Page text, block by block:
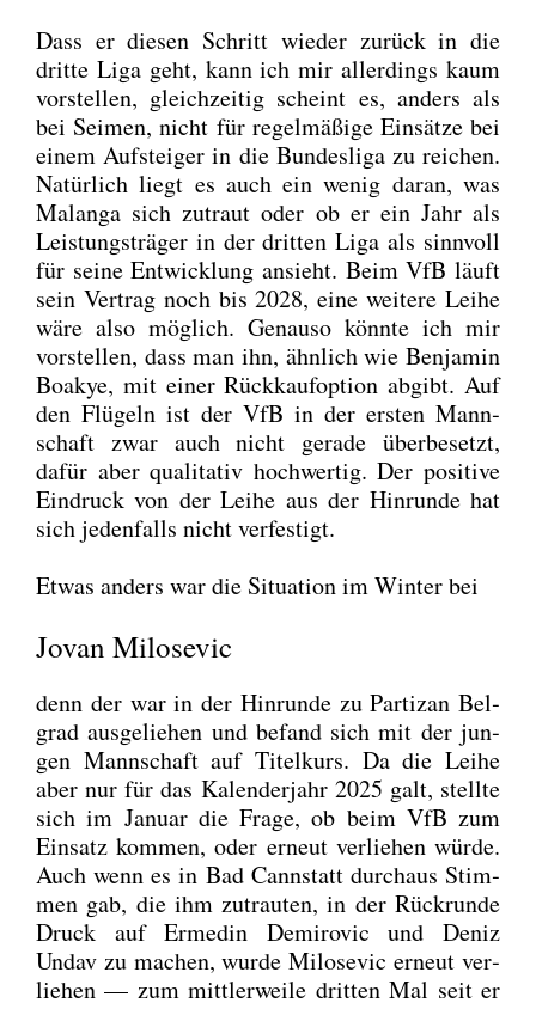
Dass er die­sen Schritt wie­der zurück in die
drit­te Liga geht, kann ich mir aller­dings kaum
vor­stel­len, gleich­zei­tig scheint es, anders als
bei Sei­men, nicht für regel­mä­ßi­ge Ein­sät­ze bei
einem Auf­stei­ger in die Bun­des­li­ga zu rei­chen.
Natür­lich liegt es auch ein wenig dar­an, was
Malan­ga sich zutraut oder ob er ein Jahr als
Leis­tungs­trä­ger in der drit­ten Liga als sinn­voll
für sei­ne Ent­wick­lung ansieht. Beim VfB läuft
sein Ver­trag noch bis 2028, eine wei­te­re Lei­he
wäre also mög­lich. Genau­so könn­te ich mir
vor­stel­len, dass man ihn, ähn­lich wie Ben­ja­min
Boakye, mit einer Rück­kauf­op­ti­on abgibt. Auf
den Flü­geln ist der VfB in der ers­ten Mann­
schaft zwar auch nicht gera­de über­be­setzt,
dafür aber qua­li­ta­tiv hoch­wer­tig. Der posi­ti­ve
Ein­druck von der Lei­he aus der Hin­run­de hat
sich jeden­falls nicht ver­fes­tigt.
Etwas anders war die Situa­ti­on im Win­ter bei
Jovan Milosevic
denn der war in der Hin­run­de zu Par­tizan Bel­
grad aus­ge­lie­hen und befand sich mit der jun­
gen Mann­schaft auf Titel­kurs. Da die Lei­he
aber nur für das Kalen­der­jahr 2025 galt, stell­te
sich im Janu­ar die Fra­ge, ob beim VfB zum
Ein­satz kom­men, oder erneut ver­lie­hen wür­de.
Auch wenn es in Bad Cannstatt durch­aus Stim­
men gab, die ihm zutrau­ten, in der Rück­run­de
Druck auf Erme­din Demi­ro­vic und Deniz
Undav zu machen, wur­de Milo­se­vic erneut ver­
lie­hen — zum mitt­ler­wei­le drit­ten Mal seit er